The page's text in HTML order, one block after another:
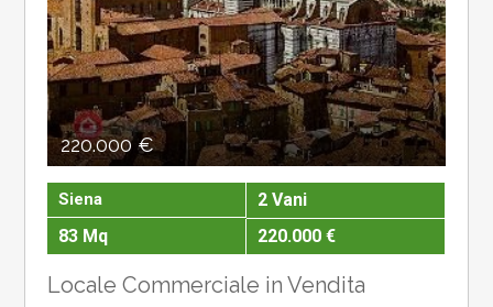
220.000 €
Siena
2 Vani
83 Mq
220.000 €
Locale Commerciale in Vendita